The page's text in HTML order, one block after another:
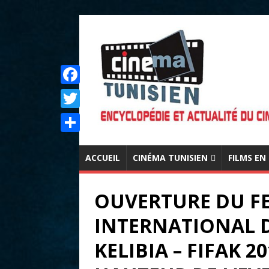
ACCUEIL CINÉMA TUNISIEN FILMS EN
OUVERTURE DU
INTERNATIONAL
KELIBIA – FIFAK
F
a
c
T